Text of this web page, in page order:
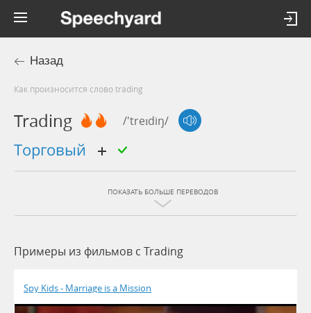
Назад
Как произносится слово trading
Trading /'treɪdiŋ/
торговый
ПОКАЗАТЬ БОЛЬШЕ ПЕРЕВОДОВ
Примеры из фильмов c Trading
Spy Kids - Marriage is a Mission